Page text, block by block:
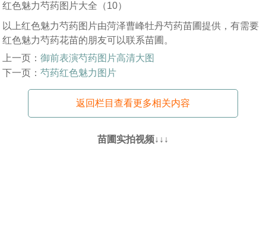
红色魅力芍药图片大全（10）
以上红色魅力芍药图片由菏泽曹峰牡丹芍药苗圃提供，有需要
红色魅力芍药花苗的朋友可以联系苗圃。
上一页：御前表演芍药图片高清大图
下一页：芍药红色魅力图片
返回栏目查看更多相关内容
苗圃实拍视频↓↓↓